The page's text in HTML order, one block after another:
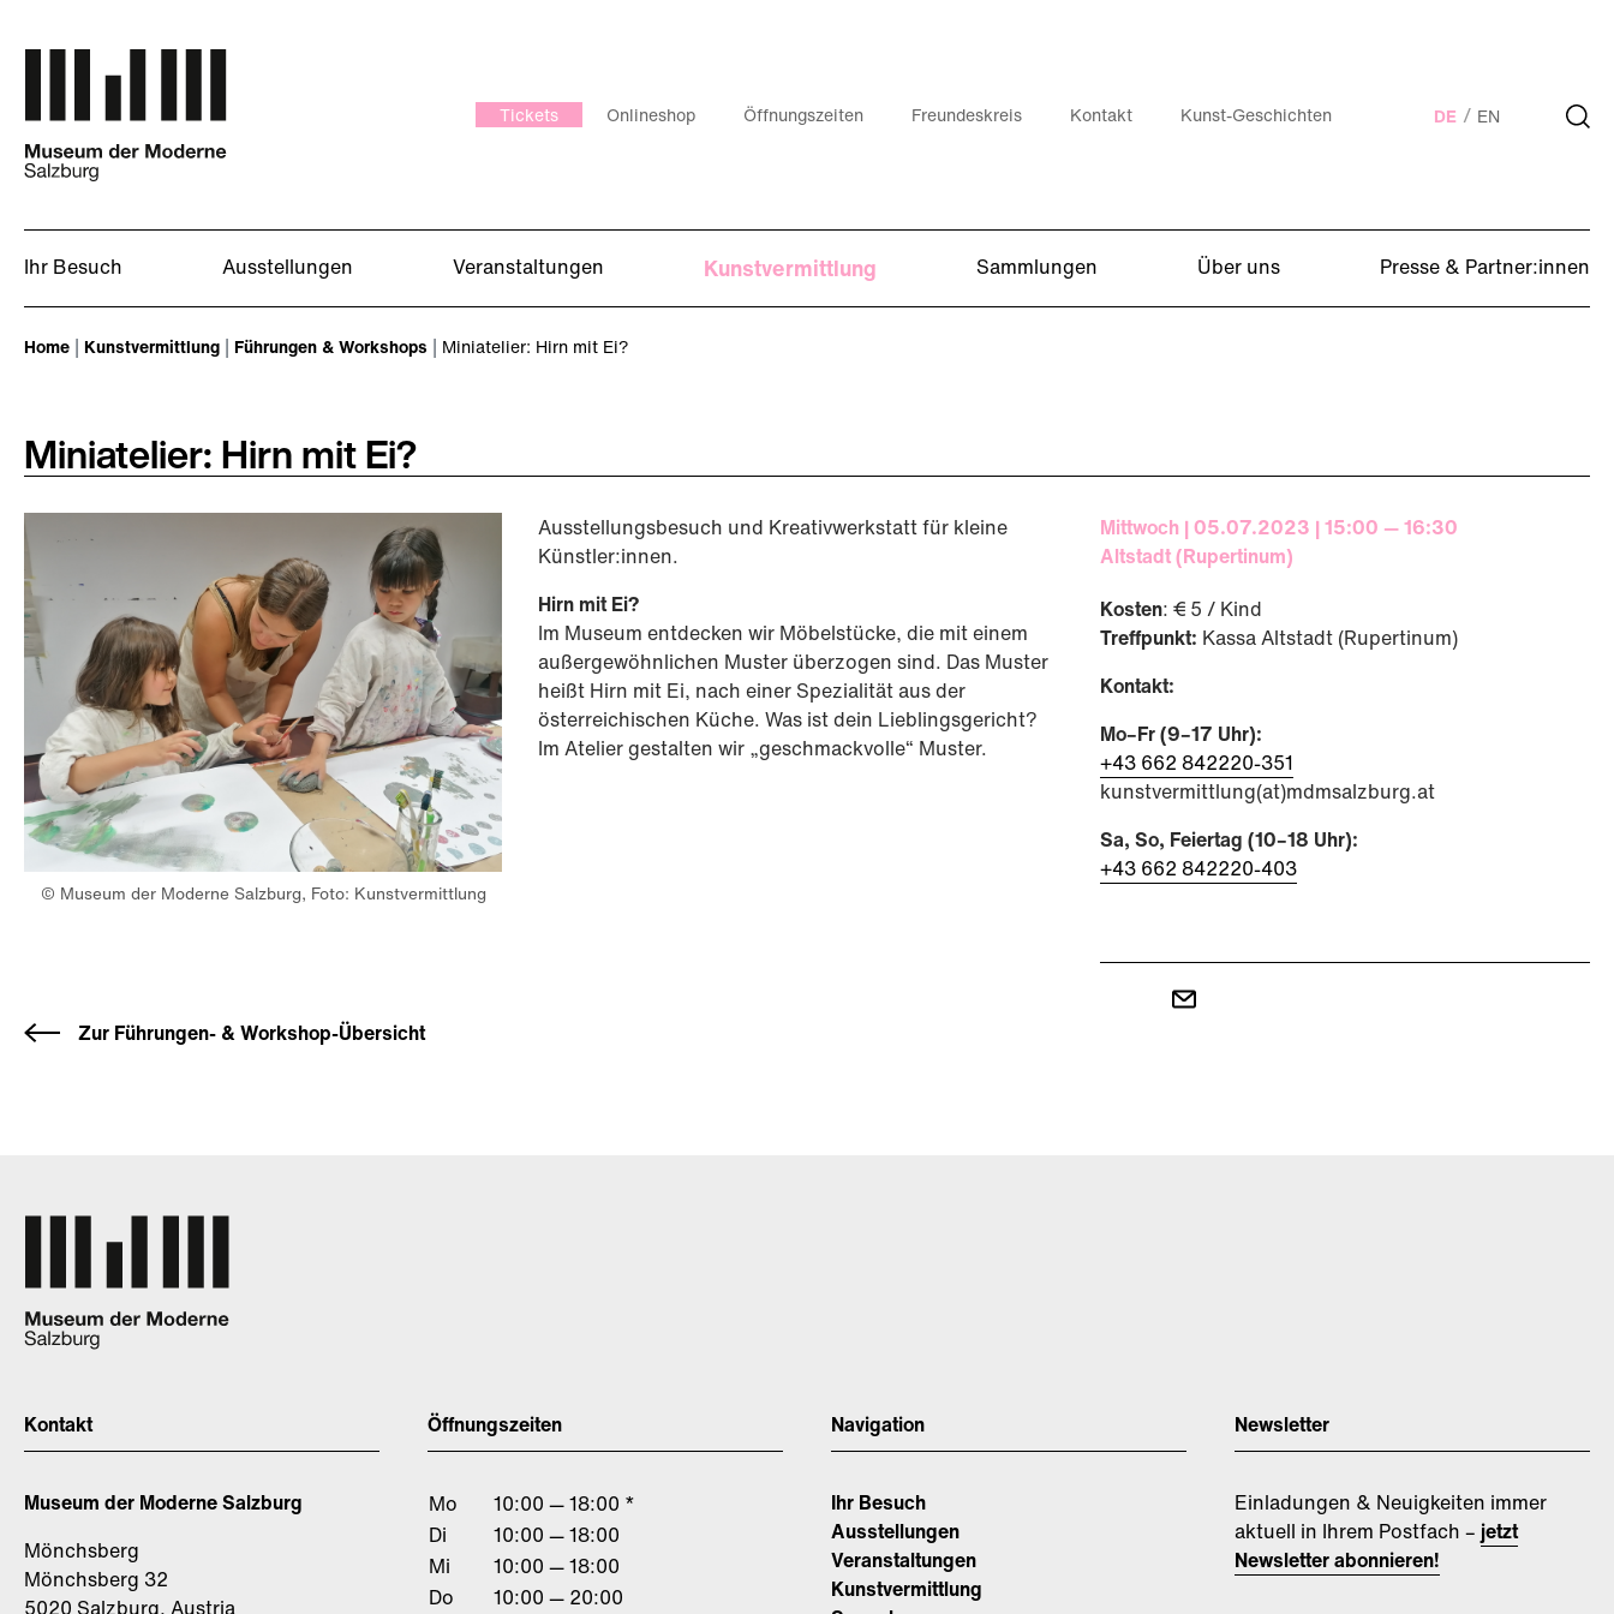
Tickets Onlineshop Öffnungszeiten Freundeskreis Kontakt Kunst-Geschichten DE EN
Ihr Besuch Ausstellungen Veranstaltungen Kunstvermittlung Sammlungen Über uns
Presse & Partner:innen
Home Kunstvermittlung Führungen & Workshops Miniatelier: Hirn mit Ei?
Miniatelier: Hirn mit Ei?
© Museum der Moderne Salzburg, Foto: Kunstvermittlung
Ausstellungsbesuch und Kreativwerkstatt für kleine
Künstler:innen.
Hirn mit Ei?
Im Museum entdecken wir Möbelstücke, die mit einem
außergewöhnlichen Muster überzogen sind. Das Muster
heißt Hirn mit Ei, nach einer Spezialität aus der
österreichischen Küche. Was ist dein Lieblingsgericht?
Im Atelier gestalten wir „geschmackvolle“ Muster.
Mittwoch | 05.07.2023 | 15:00 — 16:30
Altstadt (Rupertinum)
Kosten: € 5 / Kind
Treffpunkt: Kassa Altstadt (Rupertinum)
Kontakt:
Mo–Fr (9–17 Uhr):
+43 662 842220-351
kunstvermittlung(at)mdmsalzburg.at
Sa, So, Feiertag (10–18 Uhr):
​​​​​​​+43 662 842220-403
Zur Führungen- & Workshop-Übersicht
Kontakt
Museum der Moderne Salzburg
Mönchsberg
Mönchsberg 32
5020 Salzburg, Austria
Öffnungszeiten
Mo
10:00 — 18:00 *
Di
10:00 — 18:00
Mi
10:00 — 18:00
Do
10:00 — 20:00
Navigation
Ihr Besuch
Ausstellungen
Veranstaltungen
Kunstvermittlung
Newsletter
Einladungen & Neuigkeiten immer
aktuell in Ihrem Postfach – jetzt
Newsletter abonnieren!